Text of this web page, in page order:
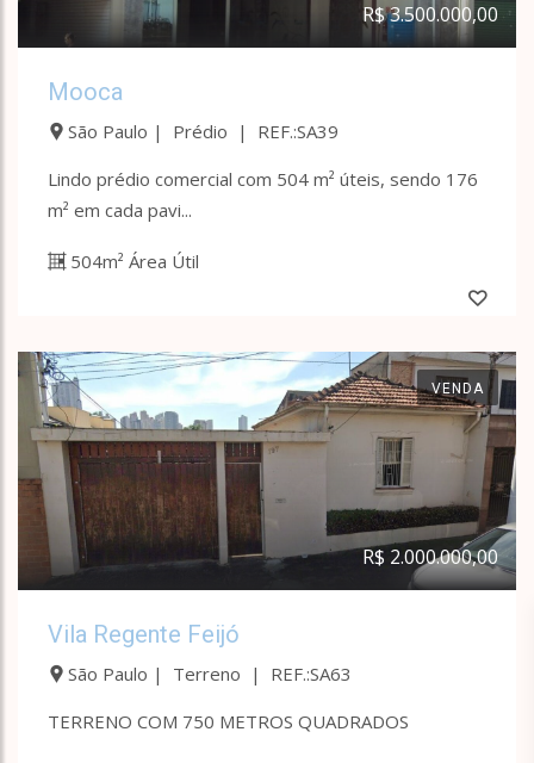
R$ 3.500.000,00
Mooca
São Paulo | Prédio | REF.:SA39
Lindo prédio comercial com 504 m² úteis, sendo 176
m² em cada pavi...
504m² Área Útil
VENDA
R$ 2.000.000,00
Vila Regente Feijó
São Paulo | Terreno | REF.:SA63
TERRENO COM 750 METROS QUADRADOS